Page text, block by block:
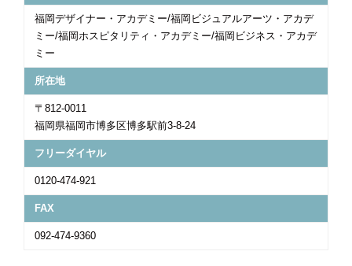
福岡デザイナー・アカデミー/福岡ビジュアルアーツ・アカデ
ミー/福岡ホスピタリティ・アカデミー/福岡ビジネス・アカデ
ミー
所在地
〒812-0011
福岡県福岡市博多区博多駅前3-8-24
フリーダイヤル
0120-474-921
FAX
092-474-9360